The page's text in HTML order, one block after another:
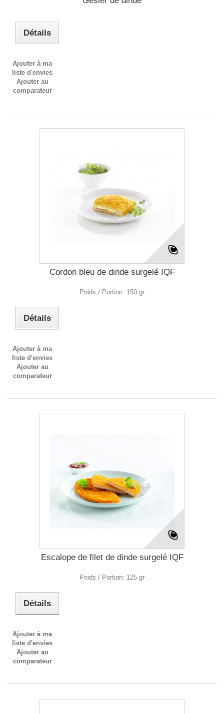
Détails
Ajouter à ma
liste d'envies
Ajouter au
comparateur
Cordon bleu de dinde surgelé IQF
Poids / Portion: 150 gr
Détails
Ajouter à ma
liste d'envies
Ajouter au
comparateur
Escalope de filet de dinde surgelé IQF
Poids / Portion: 125 gr
Détails
Ajouter à ma
liste d'envies
Ajouter au
comparateur